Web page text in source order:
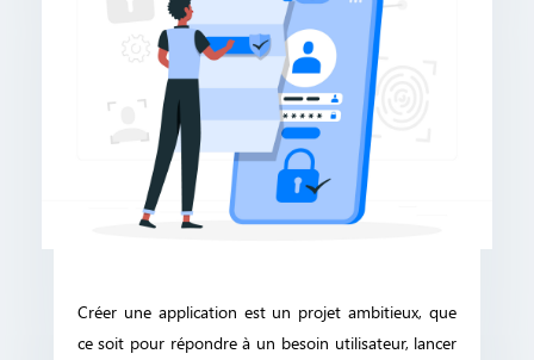
Créer une application est un projet ambitieux, que
ce soit pour répondre à un besoin utilisateur, lancer